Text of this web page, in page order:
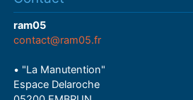
ram05
contact@ram05.fr
• "La Manutention"
Espace Delaroche